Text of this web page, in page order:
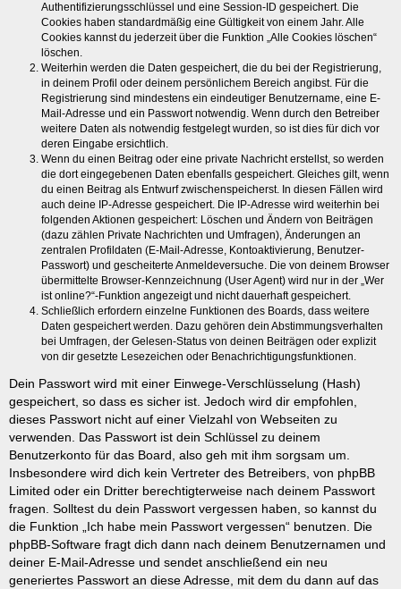
Authentifizierungsschlüssel und eine Session-ID gespeichert. Die
Cookies haben standardmäßig eine Gültigkeit von einem Jahr. Alle
Cookies kannst du jederzeit über die Funktion „Alle Cookies löschen“
löschen.
Weiterhin werden die Daten gespeichert, die du bei der Registrierung,
in deinem Profil oder deinem persönlichem Bereich angibst. Für die
Registrierung sind mindestens ein eindeutiger Benutzername, eine E-
Mail-Adresse und ein Passwort notwendig. Wenn durch den Betreiber
weitere Daten als notwendig festgelegt wurden, so ist dies für dich vor
deren Eingabe ersichtlich.
Wenn du einen Beitrag oder eine private Nachricht erstellst, so werden
die dort eingegebenen Daten ebenfalls gespeichert. Gleiches gilt, wenn
du einen Beitrag als Entwurf zwischenspeicherst. In diesen Fällen wird
auch deine IP-Adresse gespeichert. Die IP-Adresse wird weiterhin bei
folgenden Aktionen gespeichert: Löschen und Ändern von Beiträgen
(dazu zählen Private Nachrichten und Umfragen), Änderungen an
zentralen Profildaten (E-Mail-Adresse, Kontoaktivierung, Benutzer-
Passwort) und gescheiterte Anmeldeversuche. Die von deinem Browser
übermittelte Browser-Kennzeichnung (User Agent) wird nur in der „Wer
ist online?“-Funktion angezeigt und nicht dauerhaft gespeichert.
Schließlich erfordern einzelne Funktionen des Boards, dass weitere
Daten gespeichert werden. Dazu gehören dein Abstimmungsverhalten
bei Umfragen, der Gelesen-Status von deinen Beiträgen oder explizit
von dir gesetzte Lesezeichen oder Benachrichtigungsfunktionen.
Dein Passwort wird mit einer Einwege-Verschlüsselung (Hash)
gespeichert, so dass es sicher ist. Jedoch wird dir empfohlen,
dieses Passwort nicht auf einer Vielzahl von Webseiten zu
verwenden. Das Passwort ist dein Schlüssel zu deinem
Benutzerkonto für das Board, also geh mit ihm sorgsam um.
Insbesondere wird dich kein Vertreter des Betreibers, von phpBB
Limited oder ein Dritter berechtigterweise nach deinem Passwort
fragen. Solltest du dein Passwort vergessen haben, so kannst du
die Funktion „Ich habe mein Passwort vergessen“ benutzen. Die
phpBB-Software fragt dich dann nach deinem Benutzernamen und
deiner E-Mail-Adresse und sendet anschließend ein neu
generiertes Passwort an diese Adresse, mit dem du dann auf das